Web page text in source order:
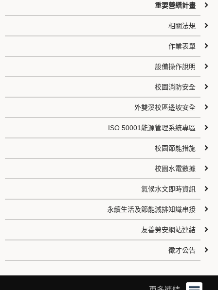
重要營繕計畫
相關法規
作業表單
設備操作說明
校園消防安全
外雙溪校區邊坡安全
ISO 50001能源管理系統專區
校園節能措施
校園水電數據
氣候水文即時資訊
永續生活及節能減排知識串接
友善勞安網站連結
徵才公告